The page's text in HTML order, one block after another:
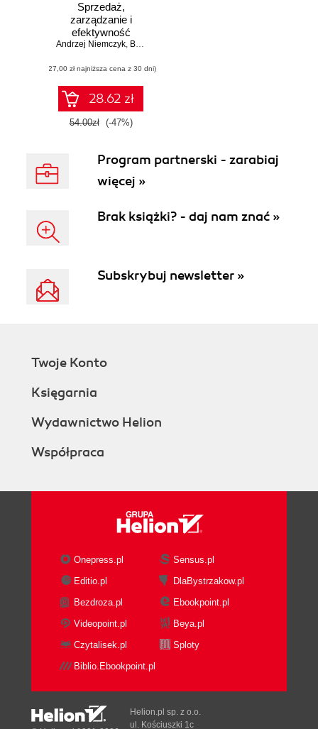
Sprzedaż,
zarządzanie i
efektywność
osobista w 101
przykładach
Andrzej Niemczyk, Bartłomiej Sapała
(27,00 zł najniższa cena z 30 dni)
28.62 zł
54.00zł (-47%)
Program partnerski - zarabiaj
więcej »
Brak książki? - daj nam znać »
Subskrybuj newsletter »
Twoje Konto
Księgarnia
Wydawnictwo Helion
Współpraca
Onepress.pl
Sensus.pl
Editio.pl
DlaBystrzakow.pl
Bezdroza.pl
Ebookpoint.pl
Videopoint.pl
Beya.pl
Czytalisek.pl
Sploty
Biblio.Ebookpoint.pl
Helion.pl sp. z o.o.
ul. Kościuszki 1c